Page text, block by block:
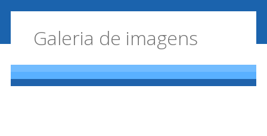
Galeria de imagens